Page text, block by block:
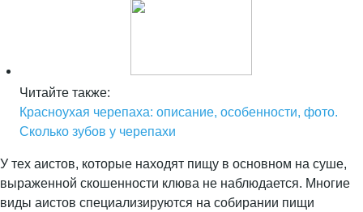
Читайте также:
Красноухая черепаха: описание, особенности, фото.
Сколько зубов у черепахи
У тех аистов, которые находят пищу в основном на суше,
выраженной скошенности клюва не наблюдается. Многие
виды аистов специализируются на собирании пищи